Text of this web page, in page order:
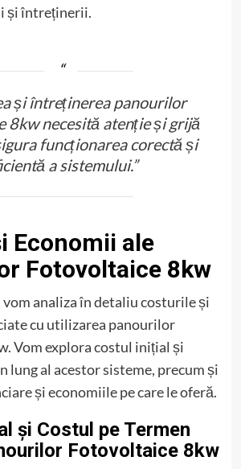
și întreținerii.
și întreținerea panourilor
8kw necesită atenție și grijă
funcționarea corectă și
a sistemului.”
Economii ale
Fotovoltaice 8kw
analiza în detaliu costurile și
cu utilizarea panourilor
Vom explora costul inițial și
lung al acestor sisteme, precum și
și economiile pe care le oferă.
și Costul pe Termen
Fotovoltaice 8kw